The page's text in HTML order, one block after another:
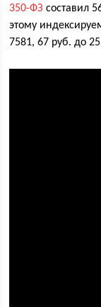
350-ФЗ составил
этому
7581, 67 руб. до